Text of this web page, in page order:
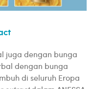
juga dengan bunga
dengan bunga
di seluruh Eropa